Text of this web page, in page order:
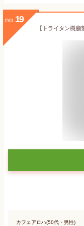
no. 19
カフェアロハ(50代・男性)